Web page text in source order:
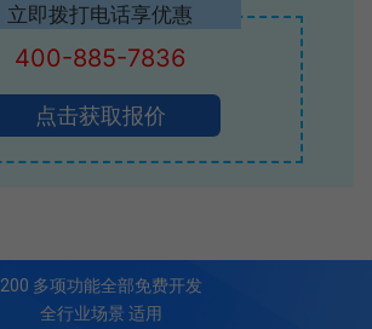
立即拨打电话享优惠
400-885-7836
点击获取报价
200 多项功能全部免费开发
全行业场景 适用